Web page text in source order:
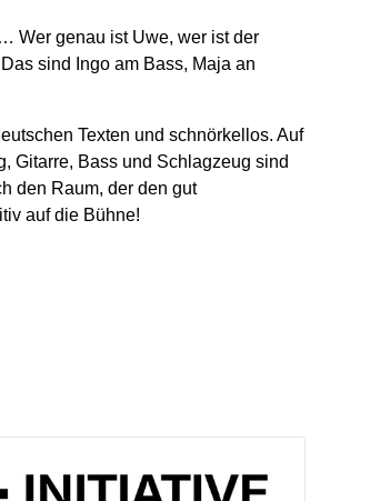
Wer genau ist Uwe, wer ist der
sind Ingo am Bass, Maja an
Texten und schnörkellos. Auf
Gitarre, Bass und Schlagzeug sind
den Raum, der den gut
auf die Bühne!